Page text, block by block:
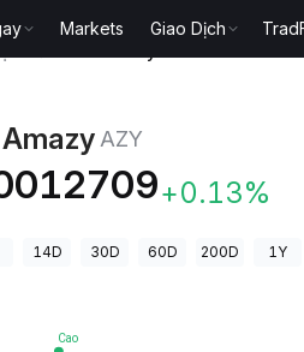
Markets Giao Dịch
AZY
+0.13%
14D 30D 60D 200D 1Y